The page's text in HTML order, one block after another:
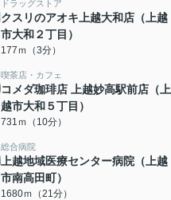
ドラッグストア
クスリのアオキ上越大和店（上越
市大和２丁目）
177ｍ（3分）
喫茶店・カフェ
コメダ珈琲店 上越妙高駅前店（上
越市大和５丁目）
731ｍ（10分）
総合病院
上越地域医療センター病院（上越
市南高田町）
1680ｍ（21分）